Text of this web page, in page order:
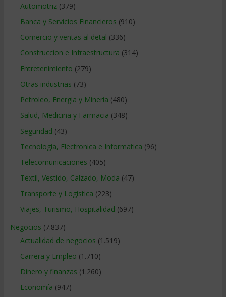
Automotriz(379)
Banca y Servicios Financieros (910)
Comercio y ventas al detal (336)
Construccion e Infraestructura (314)
Entretenimiento (279)
Otras industrias (73)
Petroleo, Energia y Mineria (480)
Salud, Medicina y Farmacia (348)
Seguridad (43)
Tecnologia, Electronica e Informatica (96)
Telecomunicaciones (405)
Textil, Vestido, Calzado, Moda (47)
Transporte y Logistica (223)
Viajes, Turismo, Hospitalidad (697)
Negocios (7.837)
Actualidad de negocios (1.519)
Carrera y Empleo (1.710)
Dinero y finanzas (1.260)
Economía (947)